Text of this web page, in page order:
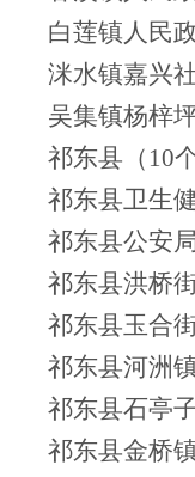
白莲镇人民
洣水镇嘉兴
吴集镇杨梓
祁东县（10个
祁东县卫生
祁东县公安
祁东县洪桥
祁东县玉合
祁东县河洲
祁东县石亭
祁东县金桥